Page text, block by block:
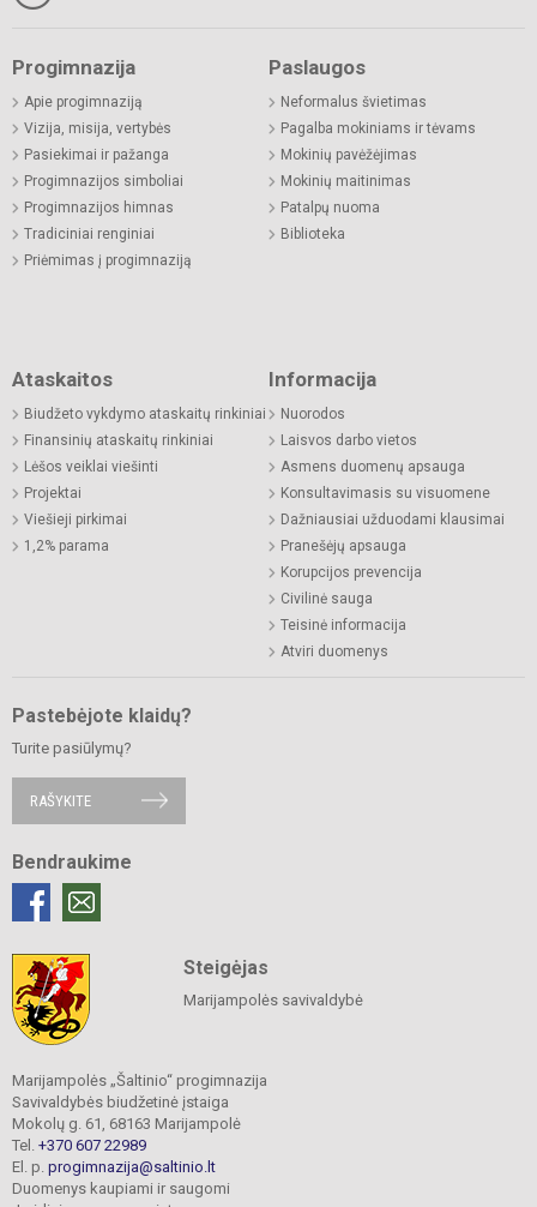
Progimnazija
Apie progimnaziją
Vizija, misija, vertybės
Pasiekimai ir pažanga
Progimnazijos simboliai
Progimnazijos himnas
Tradiciniai renginiai
Priėmimas į progimnaziją
Paslaugos
Neformalus švietimas
Pagalba mokiniams ir tėvams
Mokinių pavėžėjimas
Mokinių maitinimas
Patalpų nuoma
Biblioteka
Ataskaitos
Biudžeto vykdymo ataskaitų rinkiniai
Finansinių ataskaitų rinkiniai
Lėšos veiklai viešinti
Projektai
Viešieji pirkimai
1,2% parama
Informacija
Nuorodos
Laisvos darbo vietos
Asmens duomenų apsauga
Konsultavimasis su visuomene
Dažniausiai užduodami klausimai
Pranešėjų apsauga
Korupcijos prevencija
Civilinė sauga
Teisinė informacija
Atviri duomenys
Pastebėjote klaidų?
Turite pasiūlymų?
RAŠYKITE
Bendraukime
Steigėjas
Marijampolės savivaldybė
Marijampolės „Šaltinio“ progimnazija
Savivaldybės biudžetinė įstaiga
Mokolų g. 61, 68163 Marijampolė
Tel. +370 607 22989
El. p. progimnazija@saltinio.lt
Duomenys kaupiami ir saugomi